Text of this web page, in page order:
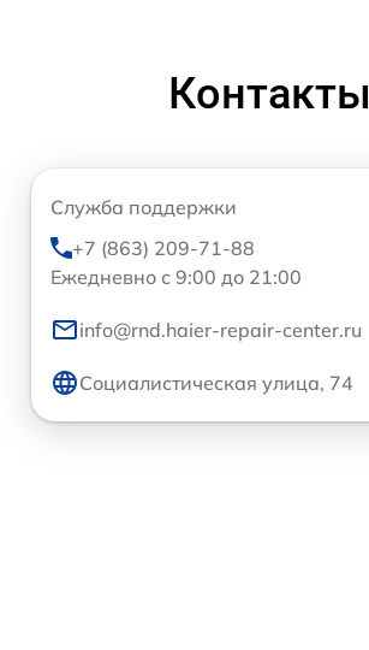
Контакты
Служба поддержки
+7 (863) 209-71-88
Ежедневно с 9:00 до 21:00
info@rnd.haier-repair-center.ru
Социалистическая улица, 74